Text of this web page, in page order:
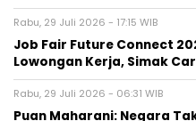
Rabu, 29 Juli 2026 - 17:15 WIB
Job Fair Future Connect
Lowongan Kerja, Simak
Rabu, 29 Juli 2026 - 06:31 WIB
Puan Maharani: Negara